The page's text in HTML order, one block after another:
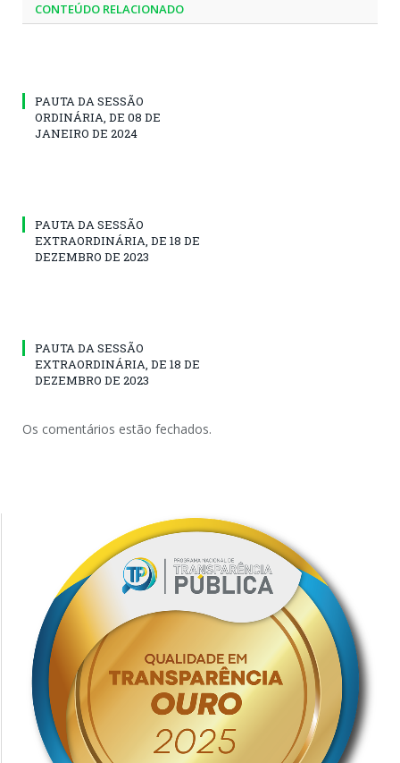
CONTEÚDO RELACIONADO
PAUTA DA SESSÃO
ORDINÁRIA, DE 08 DE
JANEIRO DE 2024
PAUTA DA SESSÃO
EXTRAORDINÁRIA, DE 18 DE
DEZEMBRO DE 2023
PAUTA DA SESSÃO
EXTRAORDINÁRIA, DE 18 DE
DEZEMBRO DE 2023
Os comentários estão fechados.